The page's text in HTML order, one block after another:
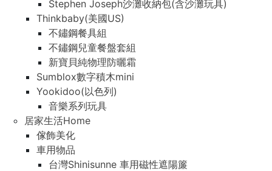
Stephen Joseph沙灘收納包(含沙灘玩具)
Thinkbaby(美國US)
不鏽鋼餐具組
不鏽鋼兒童餐盤套組
新寶貝純物理防曬霜
Sumblox數字積木mini
Yookidoo(以色列)
音樂系列玩具
居家生活Home
傢飾美化
車用物品
台灣Shinisunne 車用磁性遮陽簾